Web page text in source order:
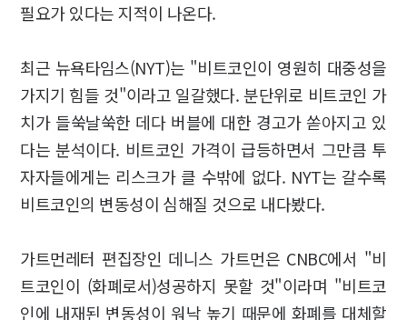
필요가 있다는 지적이 나온다.
최근 뉴욕타임스(NYT)는 "비트코인이 영원히 대중성을
가지기 힘들 것"이라고 일갈했다. 분단위로 비트코인 가
치가 들쑥날쑥한 데다 버블에 대한 경고가 쏟아지고 있
다는 분석이다. 비트코인 가격이 급등하면서 그만큼 투
자자들에게는 리스크가 클 수밖에 없다. NYT는 갈수록
비트코인의 변동성이 심해질 것으로 내다봤다.
가트먼레터 편집장인 데니스 가트먼은 CNBC에서 "비
트코인이 (화폐로서)성공하지 못할 것"이라며 "비트코
인에 내재된 변동성이 워낙 높기 때문에 화폐를 대체할